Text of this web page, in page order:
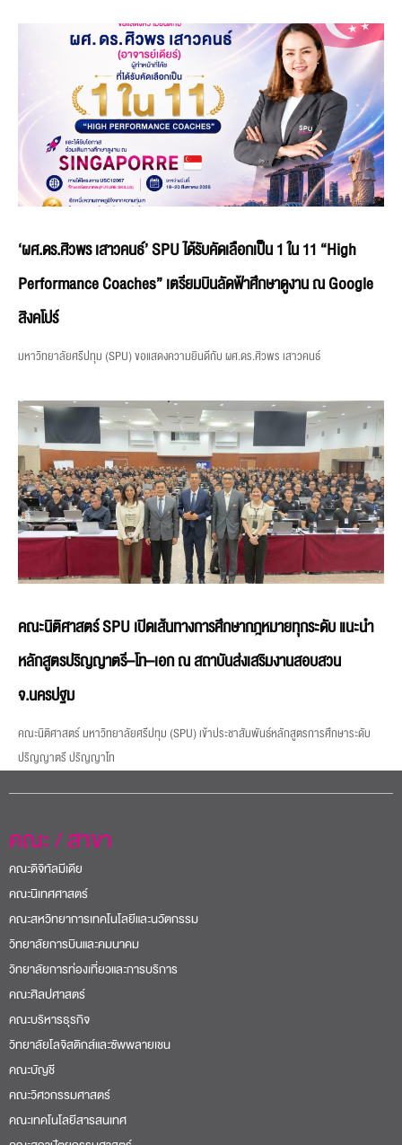
‘ผศ.ดร.ศิวพร เสาวคนธ์’ SPU ได้รับคัดเลือกเป็น 1 ใน 11 “High
Performance Coaches” เตรียมบินลัดฟ้าศึกษาดูงาน ณ Google
สิงคโปร์
มหาวิทยาลัยศรีปทุม (SPU) ขอแสดงความยินดีกับ ผศ.ดร.ศิวพร เสาวคนธ์
คณะนิติศาสตร์ SPU เปิดเส้นทางการศึกษากฎหมายทุกระดับ แนะนำ
หลักสูตรปริญญาตรี–โท–เอก ณ สถาบันส่งเสริมงานสอบสวน
จ.นครปฐม
คณะนิติศาสตร์ มหาวิทยาลัยศรีปทุม (SPU) เข้าประชาสัมพันธ์หลักสูตรการศึกษาระดับ
ปริญญาตรี ปริญญาโท
คณะ / สาขา
คณะดิจิทัลมีเดีย
คณะนิเทศศาสตร์
คณะสหวิทยาการเทคโนโลยีและนวัตกรรม
วิทยาลัยการบินและคมนาคม
วิทยาลัยการท่องเที่ยวและการบริการ
คณะศิลปศาสตร์
คณะบริหารธุรกิจ
วิทยาลัยโลจิสติกส์และซัพพลายเชน
คณะบัญชี
คณะวิศวกรรมศาสตร์
คณะเทคโนโลยีสารสนเทศ